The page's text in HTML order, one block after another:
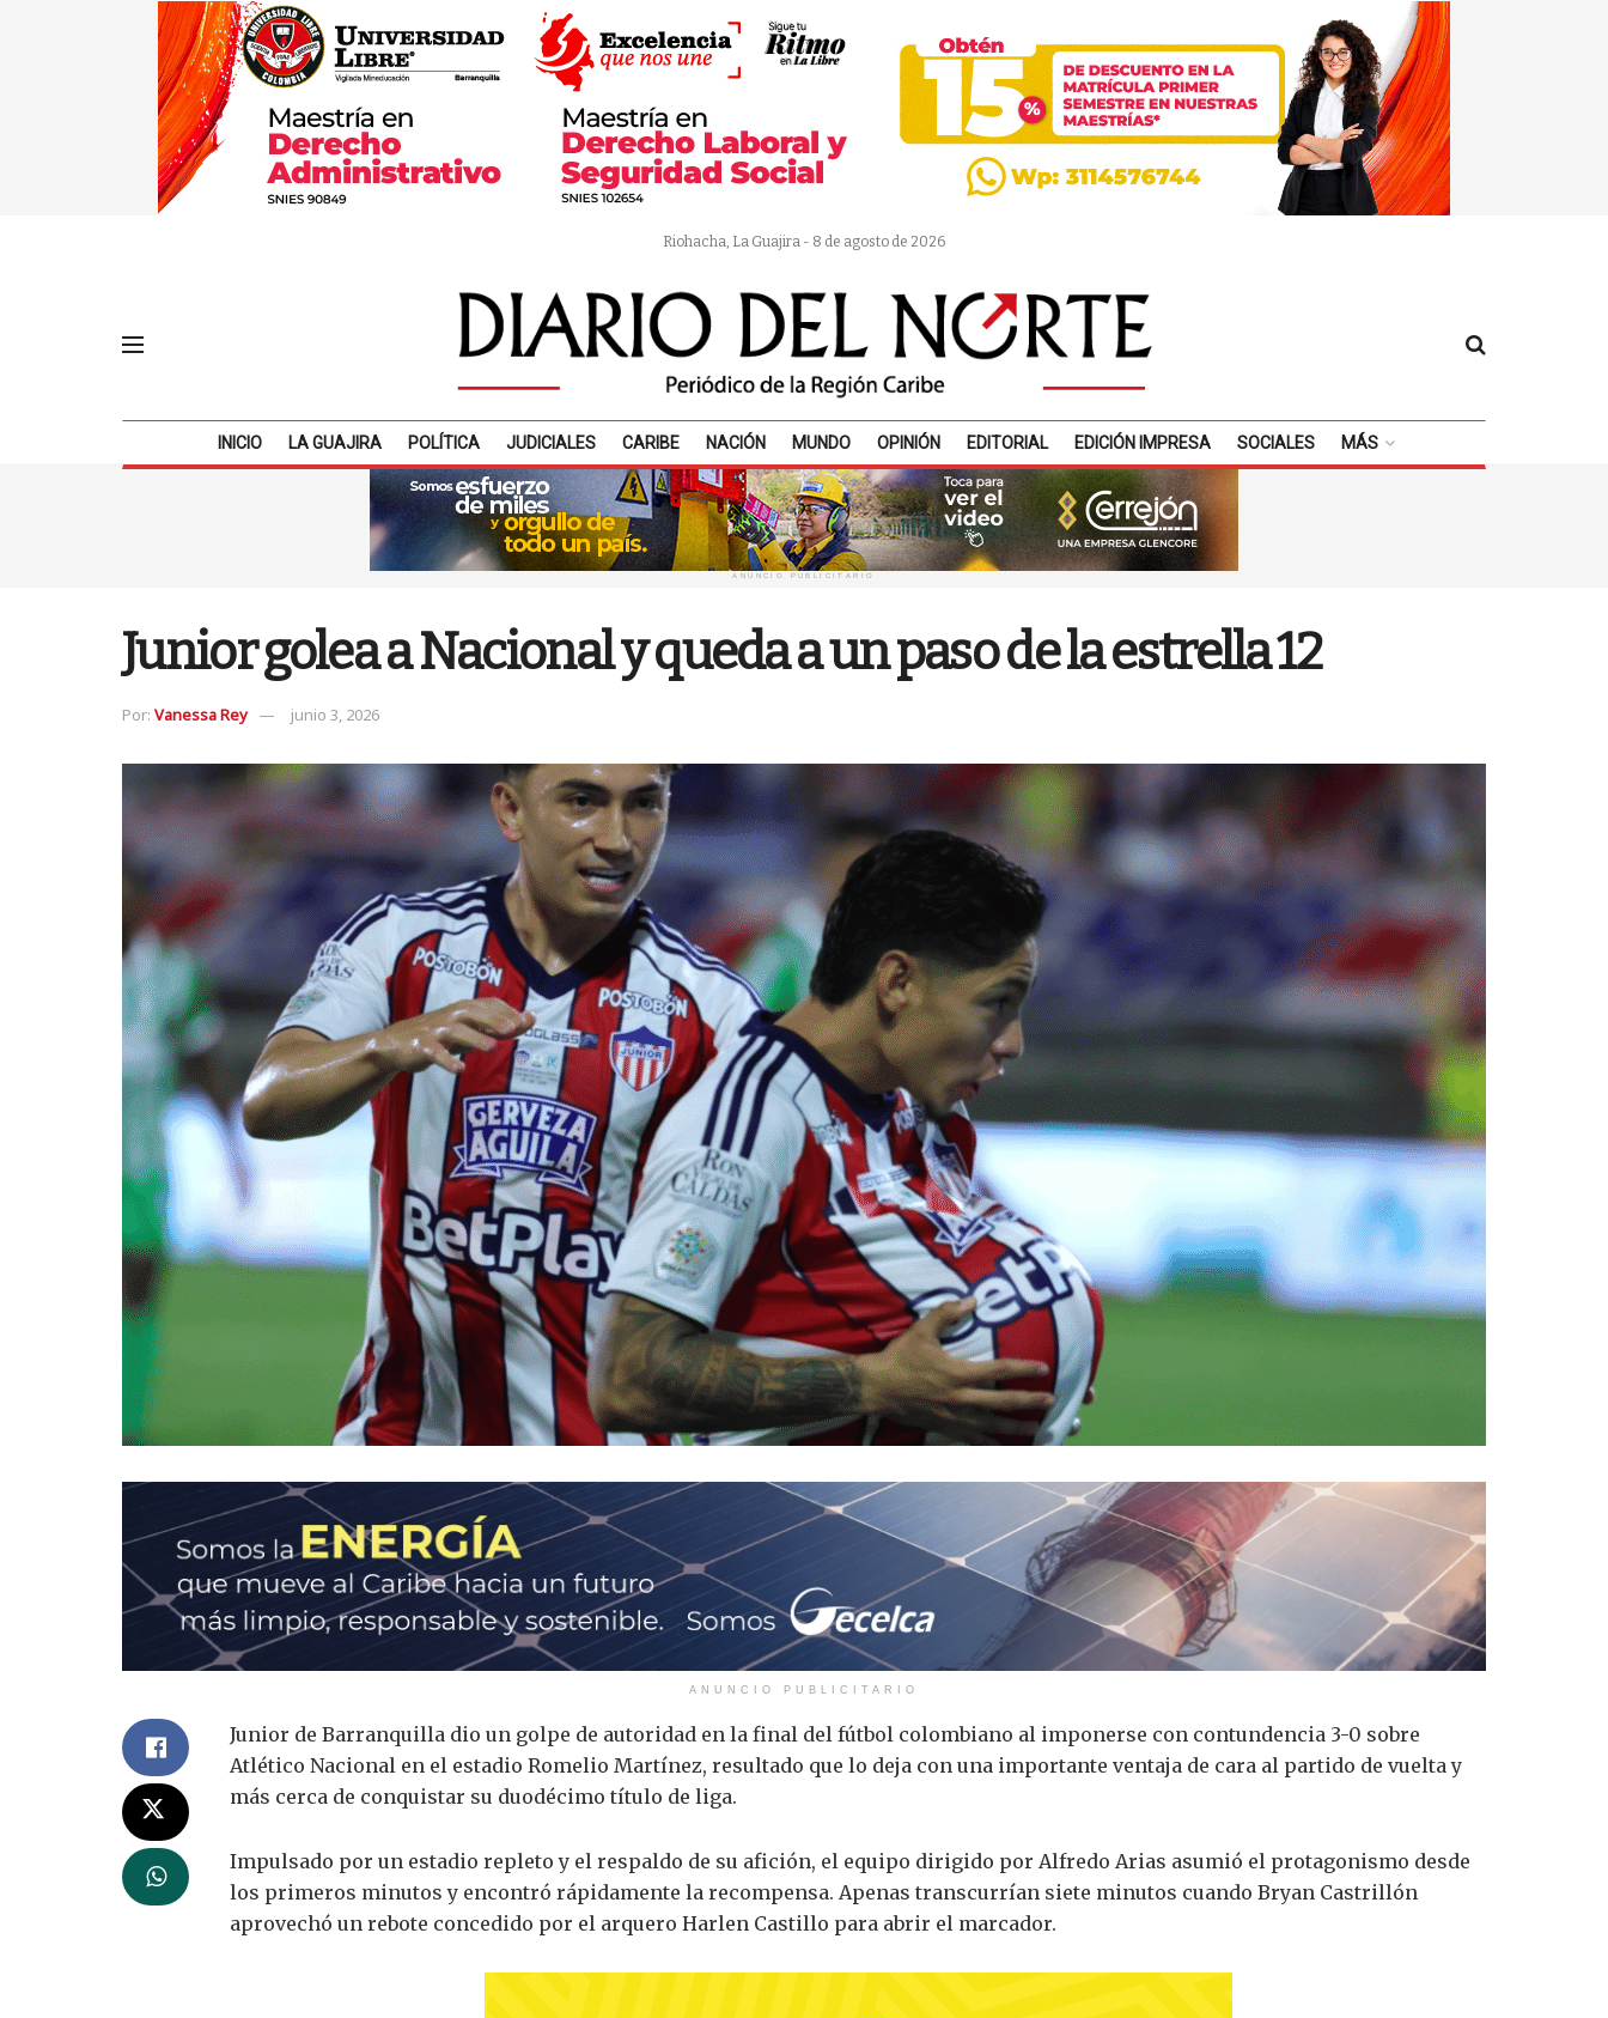
Riohacha, La Guajira - 8 de agosto de 2026
INICIO LA GUAJIRA POLÍTICA JUDICIALES CARIBE NACIÓN MUNDO OPINIÓN EDITORIAL EDICIÓN IMPRESA SOCIALES MÁS
ANUNCIO PUBLICITARIO
Junior golea a Nacional y queda a un paso de la estrella 12
Por: Vanessa Rey junio 3, 2026
ANUNCIO PUBLICITARIO
Junior de Barranquilla dio un golpe de autoridad en la final del fútbol colombiano al imponerse con contundencia 3-0 sobre
Atlético Nacional en el estadio Romelio Martínez, resultado que lo deja con una importante ventaja de cara al partido de vuelta y
más cerca de conquistar su duodécimo título de liga.
Impulsado por un estadio repleto y el respaldo de su afición, el equipo dirigido por Alfredo Arias asumió el protagonismo desde
los primeros minutos y encontró rápidamente la recompensa. Apenas transcurrían siete minutos cuando Bryan Castrillón
aprovechó un rebote concedido por el arquero Harlen Castillo para abrir el marcador.